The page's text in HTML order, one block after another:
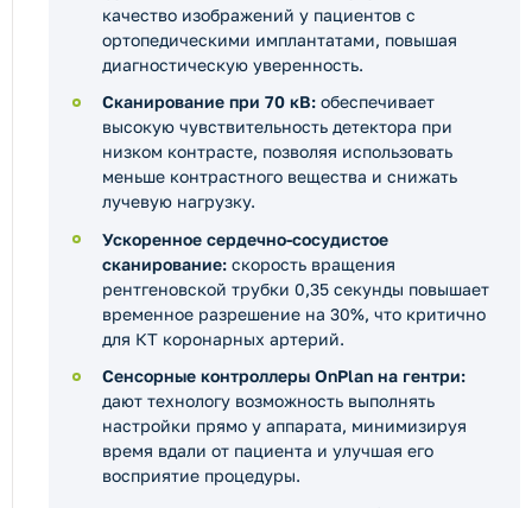
качество изображений у пациентов с
ортопедическими имплантатами, повышая
диагностическую уверенность.
Сканирование при 70 кВ: обеспечивает
высокую чувствительность детектора при
низком контрасте, позволяя использовать
меньше контрастного вещества и снижать
лучевую нагрузку.
Ускоренное сердечно-сосудистое
сканирование: скорость вращения
рентгеновской трубки 0,35 секунды повышает
временное разрешение на 30%, что критично
для КТ коронарных артерий.
Сенсорные контроллеры OnPlan на гентри:
дают технологу возможность выполнять
настройки прямо у аппарата, минимизируя
время вдали от пациента и улучшая его
восприятие процедуры.